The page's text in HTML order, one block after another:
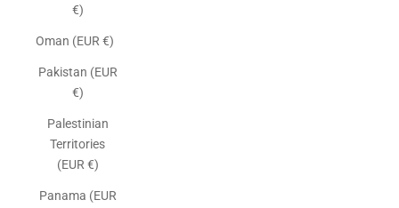
€)
Oman (EUR €)
Pakistan (EUR
€)
Palestinian
Territories
(EUR €)
Panama (EUR